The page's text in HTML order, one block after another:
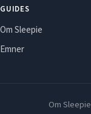
GUIDES
Om Sleepie
Emner
Om Sleepie